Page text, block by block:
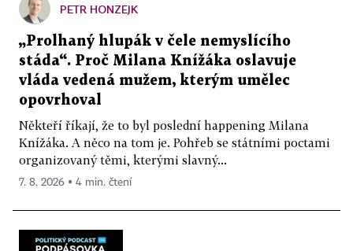
PETR HONZEJK
„Prolhaný hlupák v čele nemyslícího
stáda“. Proč Milana Knížáka oslavuje
vláda vedená mužem, kterým umělec
opovrhoval
Někteří říkají, že to byl poslední happening Milana
Knížáka. A něco na tom je. Pohřeb se státními poctami
organizovaný těmi, kterými slavný...
7. 8. 2026 ▪ 4 min. čtení